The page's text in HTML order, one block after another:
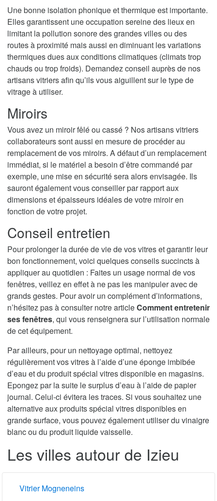
Une bonne isolation phonique et thermique est importante.
Elles garantissent une occupation sereine des lieux en
limitant la pollution sonore des grandes villes ou des
routes à proximité mais aussi en diminuant les variations
thermiques dues aux conditions climatiques (climats trop
chauds ou trop froids). Demandez conseil auprès de nos
artisans vitriers afin qu’ils vous aiguillent sur le type de
vitrage à utiliser.
Miroirs
Vous avez un miroir fêlé ou cassé ? Nos artisans vitriers
collaborateurs sont aussi en mesure de procéder au
remplacement de vos miroirs. A défaut d’un remplacement
immédiat, si le matériel a besoin d’être commandé par
exemple, une mise en sécurité sera alors envisagée. Ils
sauront également vous conseiller par rapport aux
dimensions et épaisseurs idéales de votre miroir en
fonction de votre projet.
Conseil entretien
Pour prolonger la durée de vie de vos vitres et garantir leur
bon fonctionnement, voici quelques conseils succincts à
appliquer au quotidien : Faites un usage normal de vos
fenêtres, veillez en effet à ne pas les manipuler avec de
grands gestes. Pour avoir un complément d’informations,
n’hésitez pas à consulter notre articleComment entretenir
ses fenêtres, qui vous renseignera sur l’utilisation normale
de cet équipement.
Par ailleurs, pour un nettoyage optimal, nettoyez
régulièrement vos vitres à l’aide d’une éponge imbibée
d’eau et du produit spécial vitres disponible en magasins.
Epongez par la suite le surplus d’eau à l’aide de papier
journal. Celui-ci évitera les traces. Si vous souhaitez une
alternative aux produits spécial vitres disponibles en
grande surface, vous pouvez également utiliser du vinaigre
blanc ou du produit liquide vaisselle.
Les villes autour de Izieu
Vitrier Mogneneins